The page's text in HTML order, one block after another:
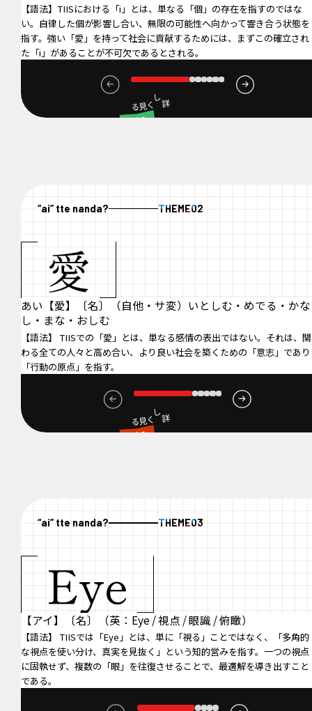
【語法】TIISにおける「i」とは、単なる「個」の存在を指すのではな
い。自律した個が影響し合い、無限の可能性へ向かって響き合う状態を
指す。強い「愛」を持って社会に貢献するためには、まずこの確立され
た「i」があることが不可欠であるとされる。
01
詳しく見る
“ai” tte nanda? THEME02
愛
あい【愛】〔名〕（自他・サ変）いとしむ・めでる・かな
し・まな・おしむ
【語法】 TIISでの「愛」とは、単なる感情の表出ではない。それは、関
わる全ての人々と高め合い、より良い社会を築くための「意志」であり
「行動の原点」を指す。
01
詳しく見る
“ai” tte nanda? THEME03
Eye
【アイ】〔名〕（英：Eye / 視点 / 眼識 / 俯瞰）
【語法】 TIISでは「Eye」とは、単に「視る」ことではなく、「多角的
な視点を使い分け、真実を見抜く」という知的営みを指す。一つの視点
に固執せず、複数の「眼」を往復させることで、最適解を導き出すこと
である。